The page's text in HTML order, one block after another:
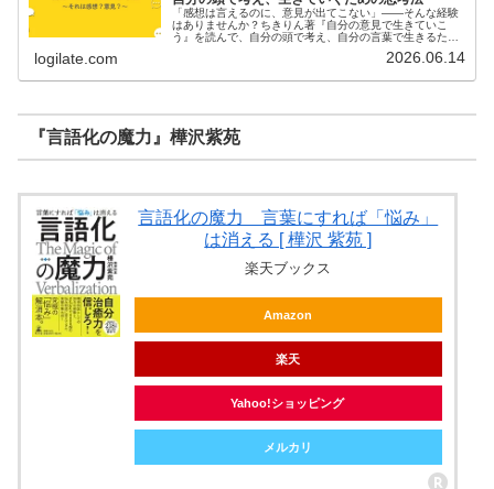
「感想は言えるのに、意見が出てこない」——そんな経験
はありませんか？ちきりん著『自分の意見で生きていこ
う』を読んで、自分の頭で考え、自分の言葉で生きるため
logilate.com 2026.06.14
『言語化の魔力』樺沢紫苑
言語化の魔力 言葉にすれば「悩み」
は消える [ 樺沢 紫苑 ]
楽天ブックス
Amazon
楽天
Yahoo!ショッピング
メルカリ